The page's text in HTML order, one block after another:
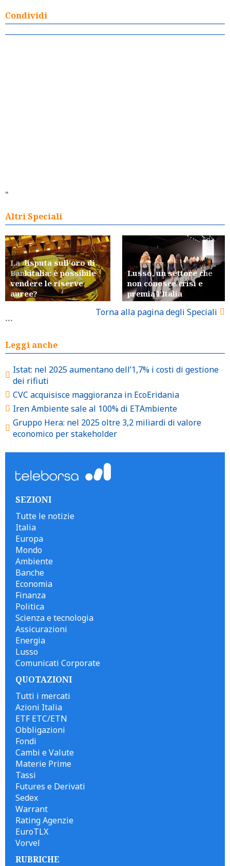
Condividi
"
Altri Speciali
La disputa sull'oro di
Bankitalia: è possibile
vendere le riserve
auree?
Lusso, un settore che
non conosce crisi e
premia l'Italia
Torna alla pagina degli Speciali
```
Leggi anche
Istat: nel 2025 aumentano dell’1,7% i costi di gestione
dei rifiuti
CVC acquisisce maggioranza in EcoEridania
Iren Ambiente sale al 100% di ETAmbiente
Gruppo Hera: nel 2025 oltre 3,2 miliardi di valore
economico per stakeholder
SEZIONI
Tutte le notizie
Italia
Europa
Mondo
Ambiente
Banche
Economia
Finanza
Politica
Scienza e tecnologia
Assicurazioni
Energia
Lusso
Comunicati Corporate
QUOTAZIONI
Tutti i mercati
Azioni Italia
ETF ETC/ETN
Obbligazioni
Fondi
Cambi e Valute
Materie Prime
Tassi
Futures e Derivati
Sedex
Warrant
Rating Agenzie
EuroTLX
Vorvel
RUBRICHE